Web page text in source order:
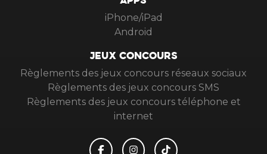
APPS
iPhone/iPad
Android
JEUX CONCOURS
Règlements des jeux concours réseaux sociaux
Règlements des jeux concours SMS
Règlements des jeux concours téléphone et
internet